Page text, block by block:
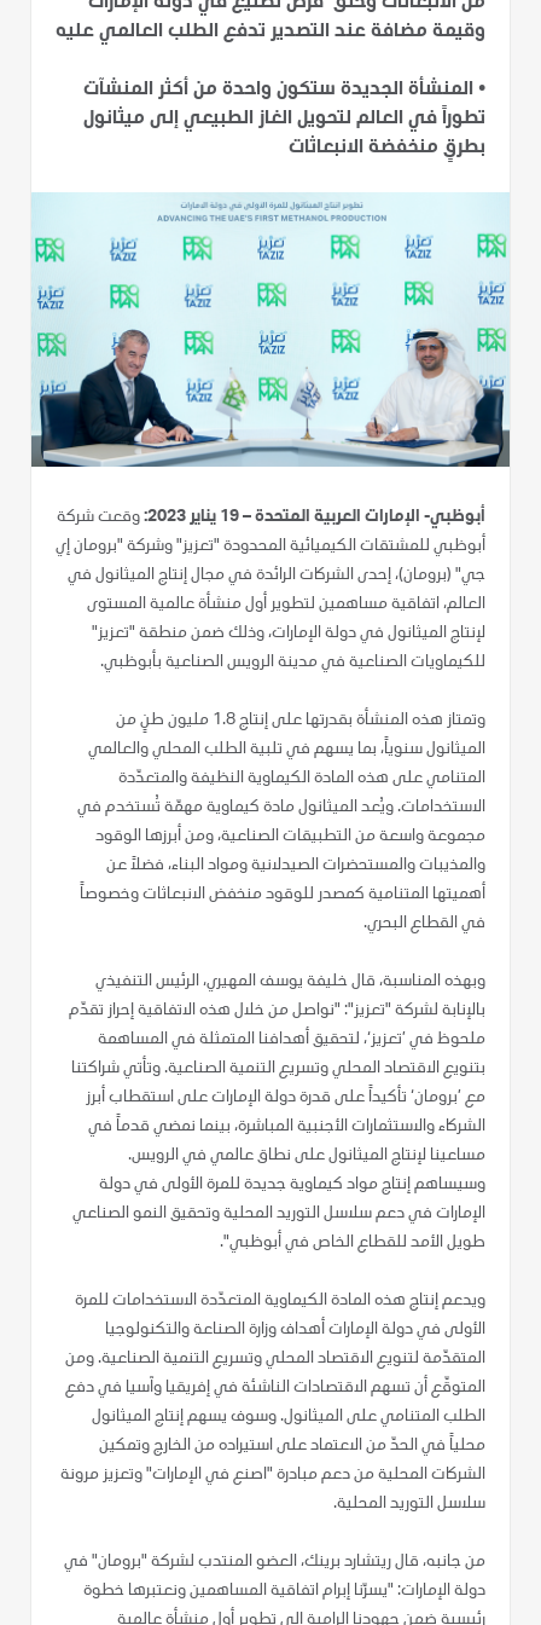
وقيمة مضافة عند التصدير تدفع الطلب العالمي عليه
• المنشأة الجديدة ستكون واحدة من أكثر المنشآت
تطوراً في العالم لتحويل الغاز الطبيعي إلى ميثانول
بطرقٍ منخفضة الانبعاثات
أبوظبي- الإمارات العربية المتحدة – 19 يناير 2023:
وقعت شركة
أبوظبي للمشتقات الكيميائية المحدودة "تعزيز" وشركة "برومان إي
جي" (برومان)، إحدى الشركات الرائدة في مجال إنتاج الميثانول في
العالم، اتفاقية مساهمين لتطوير أول منشأة عالمية المستوى
لإنتاج الميثانول في دولة الإمارات، وذلك ضمن منطقة "تعزيز"
للكيماويات الصناعية في مدينة الرويس الصناعية بأبوظبي.
وتمتاز هذه المنشأة بقدرتها على إنتاج 1.8 مليون طنٍ من
الميثانول سنوياً، بما يسهم في تلبية الطلب المحلي والعالمي
المتنامي على هذه المادة الكيماوية النظيفة والمتعدّدة
الاستخدامات. ويُعد الميثانول مادة كيماوية مهمّة تُستخدم في
مجموعة واسعة من التطبيقات الصناعية، ومن أبرزها الوقود
والمذيبات والمستحضرات الصيدلانية ومواد البناء، فضلاً عن
أهميتها المتنامية كمصدر للوقود منخفض الانبعاثات وخصوصاً
في القطاع البحري.
وبهذه المناسبة، قال خليفة يوسف المهيري، الرئيس التنفيذي
بالإنابة لشركة "تعزيز": "نواصل من خلال هذه الاتفاقية إحراز تقدّم
ملحوظ في ’تعزيز‘، لتحقيق أهدافنا المتمثلة في المساهمة
بتنويع الاقتصاد المحلي وتسريع التنمية الصناعية. وتأتي شراكتنا
مع ’برومان‘ تأكيداً على قدرة دولة الإمارات على استقطاب أبرز
الشركاء والاستثمارات الأجنبية المباشرة، بينما نمضي قدماً في
مساعينا لإنتاج الميثانول على نطاق عالمي في الرويس.
وسيساهم إنتاج مواد كيماوية جديدة للمرة الأولى في دولة
الإمارات في دعم سلاسل التوريد المحلية وتحقيق النمو الصناعي
طويل الأمد للقطاع الخاص في أبوظبي".
ويدعم إنتاج هذه المادة الكيماوية المتعدّدة الاستخدامات للمرة
الأولى في دولة الإمارات أهداف وزارة الصناعة والتكنولوجيا
المتقدّمة لتنويع الاقتصاد المحلي وتسريع التنمية الصناعية. ومن
المتوقّع أن تسهم الاقتصادات الناشئة في إفريقيا وآسيا في دفع
الطلب المتنامي على الميثانول. وسوف يسهم إنتاج الميثانول
محلياً في الحدّ من الاعتماد على استيراده من الخارج وتمكين
الشركات المحلية من دعم مبادرة "اصنع في الإمارات" وتعزيز مرونة
سلاسل التوريد المحلية.
من جانبه، قال ريتشارد برينك، العضو المنتدب لشركة "برومان" في
دولة الإمارات: "يسرّنا إبرام اتفاقية المساهمين ونعتبرها خطوة
رئيسية ضمن جهودنا الرامية إلى تطوير أول منشأة عالمية